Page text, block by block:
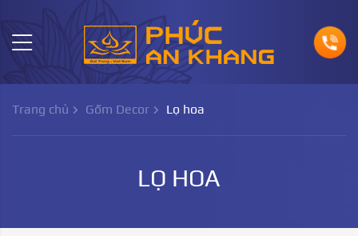
Trang chủ Gốm Decor Lọ hoa
LỌ HOA